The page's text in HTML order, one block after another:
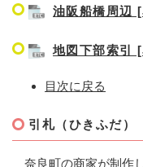
油阪船橋周辺
地図下部索引
目次に戻る
引札（ひきふだ）
奈良町の商家が制作